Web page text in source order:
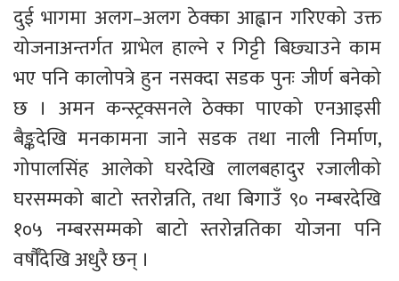
दुई भागमा अलग–अलग ठेक्का आह्वान गरिएको उक्त
योजनाअन्तर्गत ग्राभेल हाल्ने र गिट्टी बिछ्याउने काम
भए पनि कालोपत्रे हुन नसक्दा सडक पुनः जीर्ण बनेको
छ । अमन कन्स्ट्रक्सनले ठेक्का पाएको एनआइसी
बैङ्कदेखि मनकामना जाने सडक तथा नाली निर्माण,
गोपालसिंह आलेको घरदेखि लालबहादुर रजालीको
घरसम्मको बाटो स्तरोन्नति, तथा बिगाउँ ९० नम्बरदेखि
१०५ नम्बरसम्मको बाटो स्तरोन्नतिका योजना पनि
वर्षौँदेखि अधुरै छन् ।